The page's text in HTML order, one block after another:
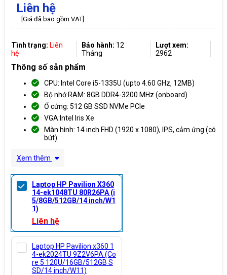
Liên hệ
[Giá đã bao gồm VAT]
Tình trạng: Liên
hệ
Bảo hành: 12
Tháng
Lượt xem:
2962
Thông số sản phẩm
CPU: Intel Core i5-1335U (upto 4.60 GHz, 12MB)
Bộ nhớ RAM: 8GB DDR4-3200 MHz (onboard)
Ổ cứng: 512 GB SSD NVMe PCIe
VGA:Intel Iris Xe
Màn hình: 14 inch FHD (1920 x 1080), IPS, cảm ứng (có
bút)
Xem thêm
Laptop HP Pavilion X360
14-ek1048TU 80R26PA (i
5/8GB/512GB/14 inch/W1
1)
Liên hệ
Laptop HP Pavilion x360 1
4-ek2024TU 9Z2V6PA (Co
re 5 120U/16GB/512GB S
SD/14 inch/W11)